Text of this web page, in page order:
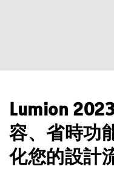
Lumion
容、省時功
化您的設計